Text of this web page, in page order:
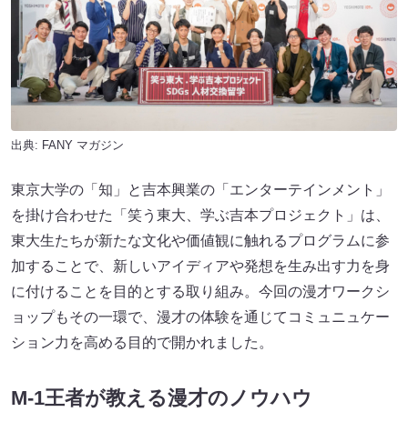
出典: FANY マガジン
東京大学の「知」と吉本興業の「エンターテインメント」
を掛け合わせた「笑う東大、学ぶ吉本プロジェクト」は、
東大生たちが新たな文化や価値観に触れるプログラムに参
加することで、新しいアイディアや発想を生み出す力を身
に付けることを目的とする取り組み。今回の漫才ワークシ
ョップもその一環で、漫才の体験を通じてコミュニュケー
ション力を高める目的で開かれました。
M-1王者が教える漫才のノウハウ